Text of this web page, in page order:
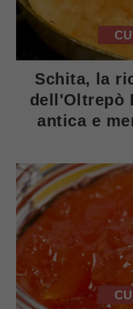
Schita, la
dell'Oltrepò
antica e